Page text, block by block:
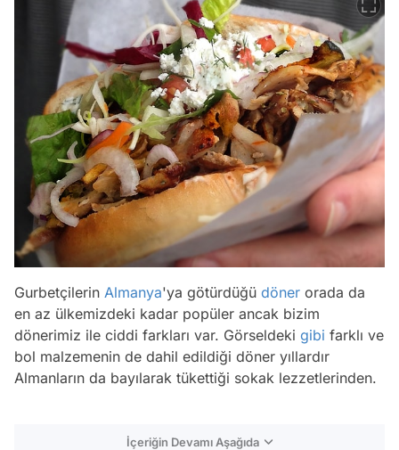
Gurbetçilerin Almanya'ya götürdüğü döner orada da
en az ülkemizdeki kadar popüler ancak bizim
dönerimiz ile ciddi farkları var. Görseldeki gibi farklı ve
bol malzemenin de dahil edildiği döner yıllardır
Almanların da bayılarak tükettiği sokak lezzetlerinden.
İçeriğin Devamı Aşağıda